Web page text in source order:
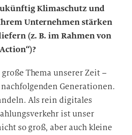
Klimaschutz und
Unternehmen stärken
(z. B. im Rahmen von
Thema unserer Zeit –
Generationen.
Als rein digitales
ist unser
so groß, aber auch kleine